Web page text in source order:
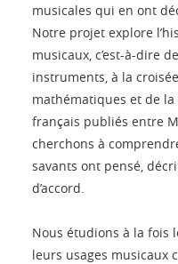
musicales qui en ont
Notre projet explore
musicaux, c’est-à-dire
instruments, à la
mathématiques et de
français publiés entre
cherchons à
savants ont pensé,
d’accord.
Nous étudions à la fois
leurs usages musicaux